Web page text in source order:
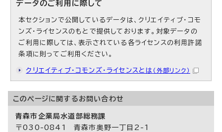
データのご利用に際して
本セクションで公開しているデータは、クリエイティブ・コモ
ンズ・ライセンスのもとで提供しております。対象データの
ご利用に際しては、表示されている各ライセンスの利用許諾
条項に則ってご利用ください。
クリエイティブ・コモンズ・ライセンスとは （外部リンク）
このページに関する お問い合わせ
青森市企業局水道部総務課
〒030-0841 青森市奥野一丁目2-1